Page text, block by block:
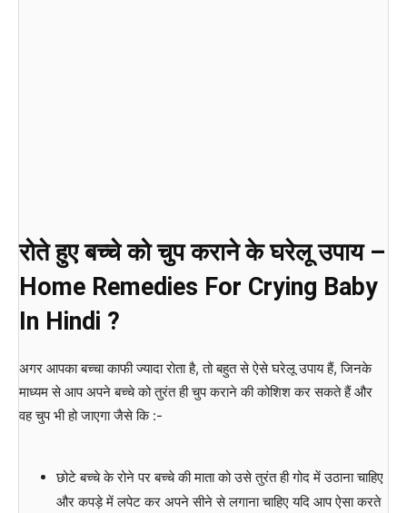
रोते हुए बच्चे को चुप कराने के घरेलू उपाय –
Home Remedies For Crying Baby
In Hindi ?
अगर आपका बच्चा काफी ज्यादा रोता है, तो बहुत से ऐसे घरेलू उपाय हैं, जिनके
माध्यम से आप अपने बच्चे को तुरंत ही चुप कराने की कोशिश कर सकते हैं और
वह चुप भी हो जाएगा जैसे कि :-
छोटे बच्चे के रोने पर बच्चे की माता को उसे तुरंत ही गोद में उठाना चाहिए
और कपड़े में लपेट कर अपने सीने से लगाना चाहिए यदि आप ऐसा करते